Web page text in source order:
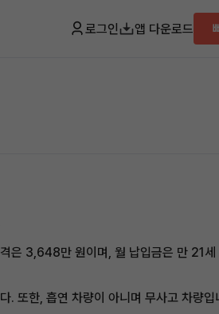
로그인 앱 다운로드
은 3,648만 원이며, 월 납입금은 만 21세
. 또한, 흡연 차량이 아니며 무사고 차량입